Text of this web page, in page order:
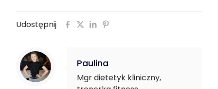
Udostępnij
Paulina
Mgr dietetyk kliniczny,